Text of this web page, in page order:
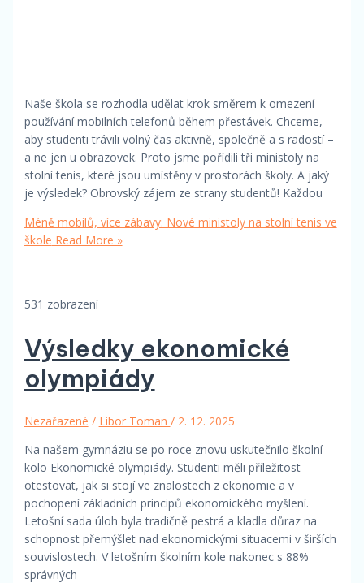
Naše škola se rozhodla udělat krok směrem k omezení
používání mobilních telefonů během přestávek. Chceme,
aby studenti trávili volný čas aktivně, společně a s radostí –
a ne jen u obrazovek. Proto jsme pořídili tři ministoly na
stolní tenis, které jsou umístěny v prostorách školy. A jaký
je výsledek? Obrovský zájem ze strany studentů! Každou
Méně mobilů, více zábavy: Nové ministoly na stolní tenis ve
škole Read More »
531 zobrazení
Výsledky ekonomické
olympiády
Nezařazené / Libor Toman / 2. 12. 2025
Na našem gymnáziu se po roce znovu uskutečnilo školní
kolo Ekonomické olympiády. Studenti měli příležitost
otestovat, jak si stojí ve znalostech z ekonomie a v
pochopení základních principů ekonomického myšlení.
Letošní sada úloh byla tradičně pestrá a kladla důraz na
schopnost přemýšlet nad ekonomickými situacemi v širších
souvislostech. V letošním školním kole nakonec s 88%
správných